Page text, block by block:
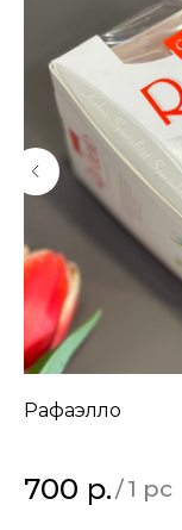
Рафаэлло
700 р./1 pc